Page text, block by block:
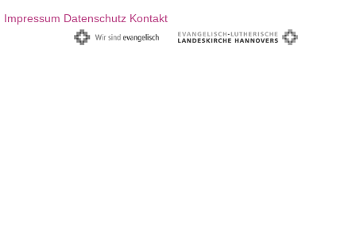
Impressum Datenschutz Kontakt